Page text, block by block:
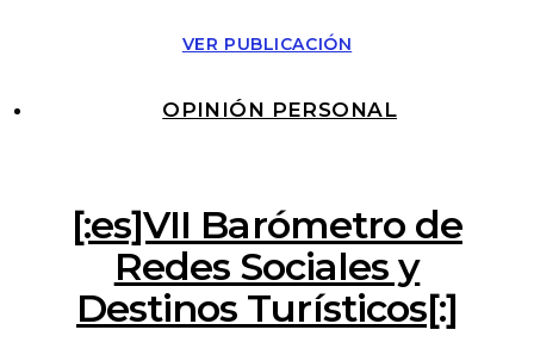
VER PUBLICACIÓN
OPINIÓN PERSONAL
[:es]VII Barómetro de
Redes Sociales y
Destinos Turísticos[:]